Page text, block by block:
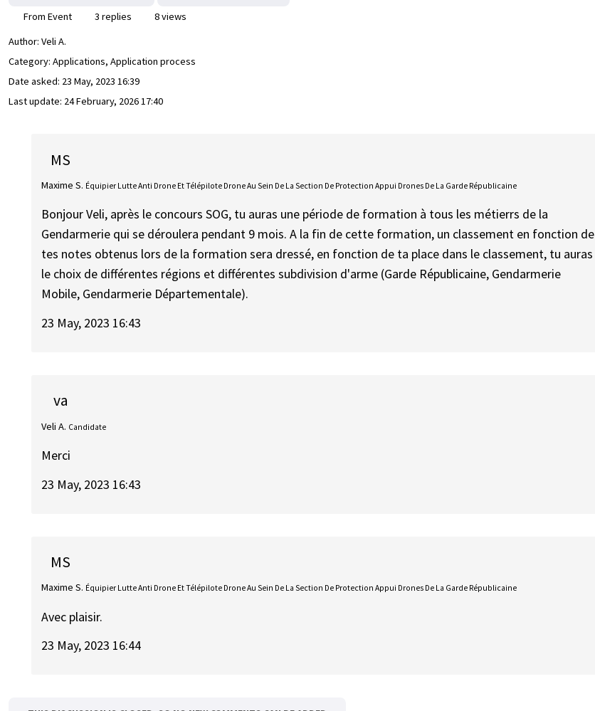
From Event 3 replies
8 views
Author: Veli A.
Category: Applications, Application process
Date asked: 23 May, 2023 16:39
Last update: 24 February, 2026 17:40
MS
Maxime S. Équipier Lutte Anti Drone Et Télépilote Drone Au Sein De La Section De Protection Appui Drones De La Garde Républicaine
Bonjour Veli, après le concours SOG, tu auras une période de formation à tous les métierrs de la
Gendarmerie qui se déroulera pendant 9 mois. A la fin de cette formation, un classement en fonction de
tes notes obtenus lors de la formation sera dressé, en fonction de ta place dans le classement, tu auras
le choix de différentes régions et différentes subdivision d'arme (Garde Républicaine, Gendarmerie
Mobile, Gendarmerie Départementale).
23 May, 2023 16:43
va
Veli A. Candidate
Merci
23 May, 2023 16:43
MS
Maxime S. Équipier Lutte Anti Drone Et Télépilote Drone Au Sein De La Section De Protection Appui Drones De La Garde Républicaine
Avec plaisir.
23 May, 2023 16:44